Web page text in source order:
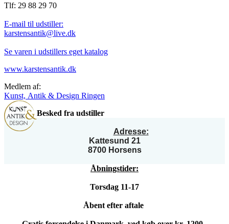
Tlf: 29 88 29 70
E-mail til udstiller:
karstensantik@live.dk
Se varen i udstillers eget katalog
www.karstensantik.dk
Medlem af:
Kunst, Antik & Design Ringen
Besked fra udstiller
Adresse:
Kattesund 21
8700 Horsens
Åbningstider:
Torsdag 11-17
Åbent efter aftale